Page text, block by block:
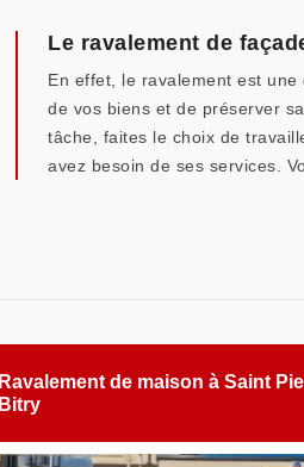
Le ravalement de
En effet, le ravalement est
de vos biens et de préserver
tâche, faites le choix de
avez besoin de ses services.
Ravalement de maison à Saint
Bitry